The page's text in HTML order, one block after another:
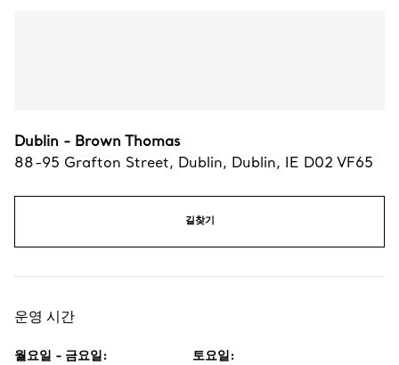
Dublin - Brown Thomas
88-95 Grafton Street, Dublin, Dublin, IE D02 VF65
길찾기
운영 시간
월요일 - 금요일:
토요일: